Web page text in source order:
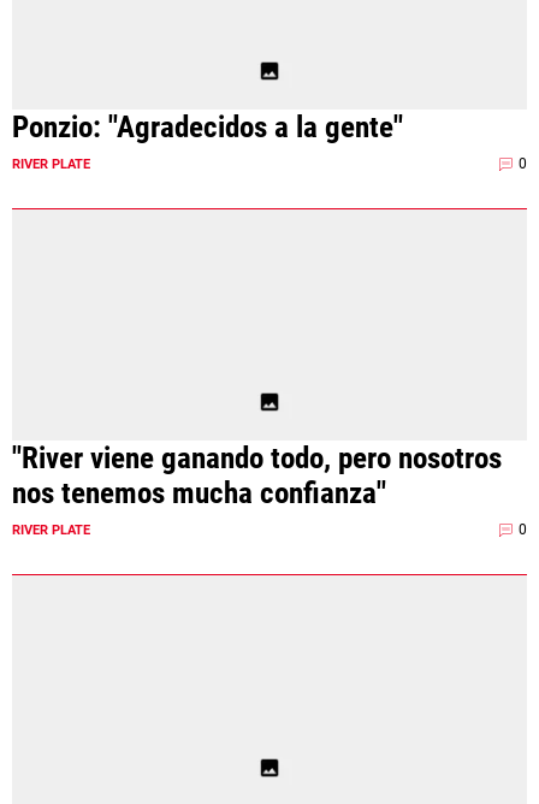
Ponzio: "Agradecidos a la gente"
RIVER PLATE 0
"River viene ganando todo, pero nosotros
nos tenemos mucha confianza"
RIVER PLATE 0